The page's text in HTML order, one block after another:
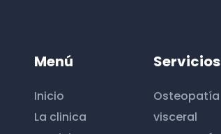
Menú
Inicio
La clinica
Servicios
Osteopatía
visceral